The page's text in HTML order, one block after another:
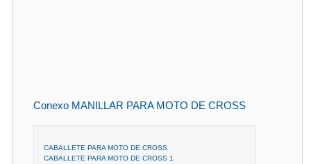
Conexo MANILLAR PARA MOTO DE CROSS
CABALLETE PARA MOTO DE CROSS
CABALLETE PARA MOTO DE CROSS 1